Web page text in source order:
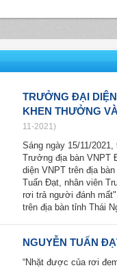
TRƯỞNG ĐẠI
KHEN THƯỞNG
11-2021)
Sáng ngày 15/11/
Trưởng địa bàn VNPT
diện VNPT trên địa
Tuấn Đạt, nhân viên
rơi trả người đánh
trên địa bàn tỉnh Thái
NGUYỄN TUẤN
“Nhặt được của rơi